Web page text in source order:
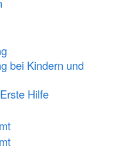
bei Kindern und
Hilfe